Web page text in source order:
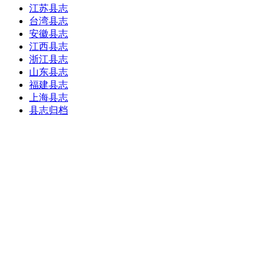
江苏县志
台湾县志
安徽县志
江西县志
浙江县志
山东县志
福建县志
上海县志
县志归档